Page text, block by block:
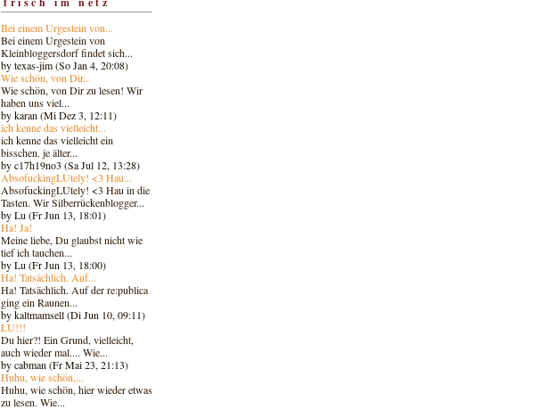
Bei einem Urgestein von...
Bei einem Urgestein von
Kleinbloggersdorf findet sich...
by texas-jim (So Jan 4, 20:08)
Wie schön, von Dir...
Wie schön, von Dir zu lesen! Wir
haben uns viel...
by karan (Mi Dez 3, 12:11)
ich kenne das vielleicht...
ich kenne das vielleicht ein
bisschen. je älter...
by c17h19no3 (Sa Jul 12, 13:28)
AbsofuckingLUtely! <3 Hau...
AbsofuckingLUtely! <3 Hau in die
Tasten. Wir Silberrückenblogger...
by Lu (Fr Jun 13, 18:01)
Ha! Ja!
Meine liebe, Du glaubst nicht wie
tief ich tauchen...
by Lu (Fr Jun 13, 18:00)
Ha! Tatsächlich. Auf...
Ha! Tatsächlich. Auf der re:publica
ging ein Raunen...
by kaltmamsell (Di Jun 10, 09:11)
LU!!!
Du hier?! Ein Grund, vielleicht,
auch wieder mal.... Wie...
by cabman (Fr Mai 23, 21:13)
Huhu, wie schön,...
Huhu, wie schön, hier wieder etwas
zu lesen. Wie...